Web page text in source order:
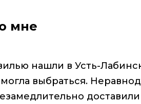
мне
нашли в Усть-
выбраться.